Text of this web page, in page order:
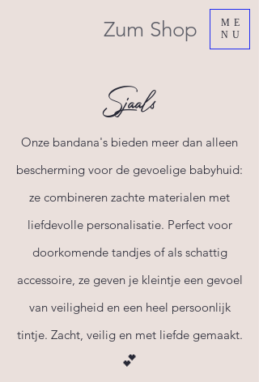
ME
NU
Zum Shop
Sjaals
Onze bandana's bieden meer dan alleen
bescherming voor de gevoelige babyhuid:
ze combineren zachte materialen met
liefdevolle personalisatie. Perfect voor
doorkomende tandjes of als schattig
accessoire, ze geven je kleintje een gevoel
van veiligheid en een heel persoonlijk
tintje. Zacht, veilig en met liefde gemaakt.
💕